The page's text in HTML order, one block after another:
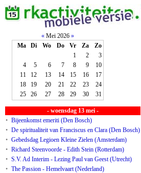
« Mei 2026 »
Ma
Di Wo Do Vr Za
Zo
1
2
3
4
5 6 7 8 9
10
11
12 13 14 15 16
17
18
19 20 21 22 23
24
25
26 27 28 29 30 31
- woensdag 13 mei -
• Bijeenkomst emeriti (Den Bosch)
• De spiritualiteit van Franciscus en Clara (Den Bosch)
• Gebedsdag Legioen Kleine Zielen (Amsterdam)
• Richard Steenvoorde - Edith Stein (Rotterdam)
• S.V. Ad Interim - Lezing Paul van Geest (Utrecht)
• The Passion - Hemelvaart (Nederland)